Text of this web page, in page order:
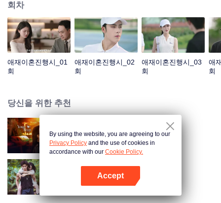
다해 관계를 회복하려고 했다. 두 사람은 오해를 풀고 서로의 진심을 확인한 후,
함께 살아가기로 결심한다.
회차
애재이혼진행시_01
회
애재이혼진행시_02
회
애재이혼진행시_03
회
애
회
당신을 위한 추천
보보심험
우림애발생
By using the website, you are agreeing to our
Privacy Policy and the use of cookies in
accordance with our Cookie Policy.
Accept